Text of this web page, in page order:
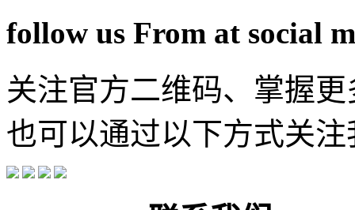
follow us From at social
关注官方二维码、掌握
也可以通过以下方式关注